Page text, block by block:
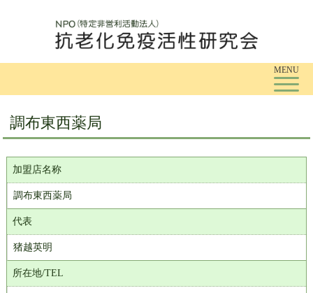
MENU
調布東西薬局
加盟店名称
調布東西薬局
代表
猪越英明
所在地/TEL